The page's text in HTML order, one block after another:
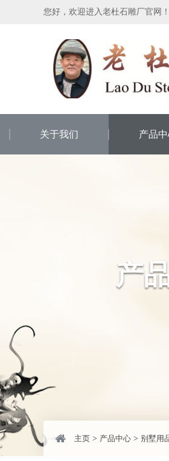
您好，欢迎进入老杜石雕厂官网
关于我们 产品
产
主页 > 产品中心 > 别墅用